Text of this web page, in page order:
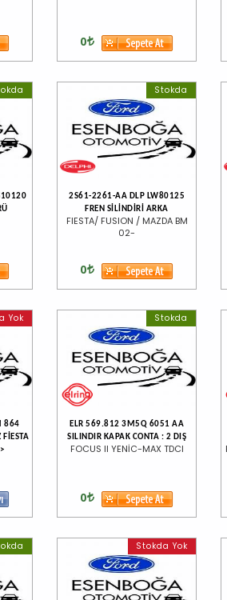
0
Stokda
2S61-2261-AA DLP LW80125
FREN SİLİNDİRİ ARKA
FIESTA/ FUSION / MAZDA BM
02-
0
Yok
864
FİESTA
Stokda
ELR 569.812 3M5Q 6051 AA
SILINDIR KAPAK CONTA : 2 DIŞ
FOCUS II YENİC-MAX TDCI
0
Stokda Yok